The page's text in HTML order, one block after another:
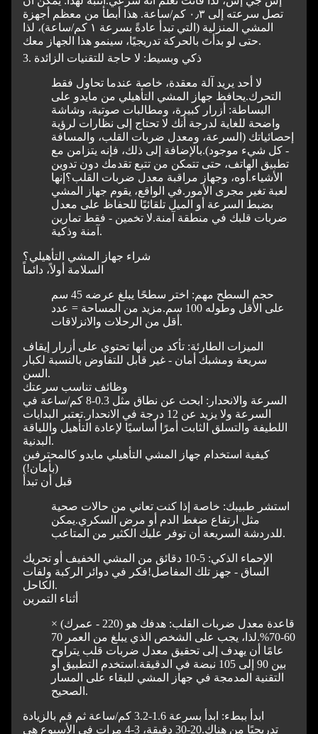
تصل سرعته إلى ٠٫٣ كم/ساعة. هذا أبطأ من معظم أجهزة
المشي المنزلية (التي تبدأ عادةً بسرعة ١ كم/ساعة)، لذا
حتى لو بدأتَ بالحركة تدريجيًا، سينمو هذا الجهاز معك.
3. ذكي وبسيط: لا حاجة للتقنيات الزائدة
لا أحد يريد آلة معقدة، خاصة عندما تحاول فقط
التحرك.يحافظ جهاز المشي التأهيلي من مايدو على
البساطة: أزرار كبيرة، ومطالبات صوتية، وشاشة
واضحة للغاية لدرجة أنك لا تحتاج إلى نظارات لرؤية
إحصائياتك (السرعة، ومعدل ضربات القلب، والمسافة
- كل شيء موجود).بالإضافة إلى ذلك، فإنه يتزامن مع
تطبيق الهاتف، حتى تتمكن من تتبع تقدمك دون تدوين
الأشياء. أوه، وجهاز مراقبة معدل ضربات القلب؟ إنها
لعبة تغير مجرى الأمور.في الواقع، يقوم جهاز المشي
بضبط السرعة أو الميل تلقائيًا للحفاظ على معدل
ضربات قلبك في منطقة آمنة.لا تخمين - فقط تمارين
آمنة وذكية.
شراء جهاز المشي التأهيلي؟
السلامة أولاً، دائماً
حجم السطح مهم: اختر سطحًا يبلغ عرضه 45 سم
على الأقل وطوله 100 سم.
مزيد من المساحة = عدد
أقل من الرحلات والانزلاقات.
الميزات الطارئة: تأكد من أنها تحتوي على أزرار إيقاف
سريعة ومشبك أمان - غير قابل للتفاوض بالنسبة لكبار
السن.
وظائف تناسب سرعتك
السرعة والانحدار: ابحث عن نطاق مثل 0.3-8 كم/ساعة في
السرعة ولا يزيد عن 12 درجة في الانحدار.
تعتبر البدايات
اللطيفة والتسلق الثابت أمرًا أساسيًا لإعادة التأهيل واللياقة
البدنية.
كيفية استخدام جهاز المشي التأهيلي مايدو كالمحترفين
(بأمان!)
قبل أن تبدأ
استشر طبيبك: خاصة إذا كنت تعاني من حالات صحية
مثل ارتفاع ضغط الدم أو مرض السكري.يمكن
للدردشة السريعة أن توفر عليك الكثير من المتاعب.
الإحماء الذكي: 5-10 دقائق من المشي الخفيف أو تحريك
الساق - جهز تلك المفاصل!فكر في دوائر الركبة ولفات
الكاحل.
أثناء التمرين
قاعدة معدل ضربات القلب: هدفك هو (220 - عمرك) ×
60-70%.
لذا، يجب على الشخص الذي يبلغ من العمر 70
عامًا أن يهدف إلى تحقيق معدل ضربات قلب يتراوح
بين 90 إلى 105 نبضة في الدقيقة.
استخدم التطبيق أو
التقنية المدمجة في جهاز المشي للبقاء على المسار
الصحيح.
ابدأ ببطء: ابدأ بسرعة 1.6-3.2 كم/ساعة ثم قم بالزيادة
تدريجيًا من هناك.
20-30 دقيقة، 3-4 مرات في الأسبوع هي